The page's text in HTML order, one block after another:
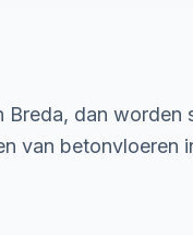
dan
van betonvloeren